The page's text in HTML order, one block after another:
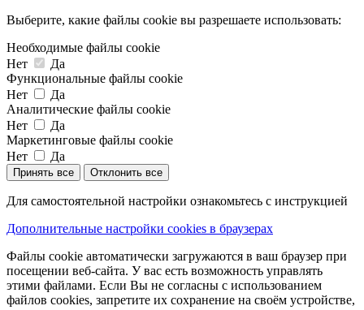
Выберите, какие файлы cookie вы разрешаете использовать:
Необходимые файлы cookie
Нет
Да
Функциональные файлы cookie
Нет
Да
Аналитические файлы cookie
Нет
Да
Маркетинговые файлы cookie
Нет
Да
Принять все Отклонить все
Для самостоятельной настройки ознакомьтесь с инструкцией
Дополнительные настройки cookies в браузерах
Файлы cookie автоматически загружаются в ваш браузер при
посещении веб-сайта. У вас есть возможность управлять
этими файлами. Если Вы не согласны с использованием
файлов cookies, запретите их сохранение на своём устройстве,